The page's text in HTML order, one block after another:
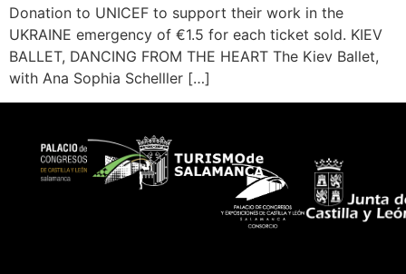
Donation to UNICEF to support their work in the
UKRAINE emergency of €1.5 for each ticket sold. KIEV
BALLET, DANCING FROM THE HEART The Kiev Ballet,
with Ana Sophia Schelller […]